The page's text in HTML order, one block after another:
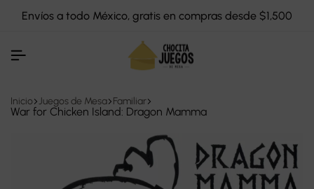
Envíos a todo México, gratis en compras desde $1,500
Inicio Juegos de Mesa Familiar
War for Chicken Island: Dragon Mamma